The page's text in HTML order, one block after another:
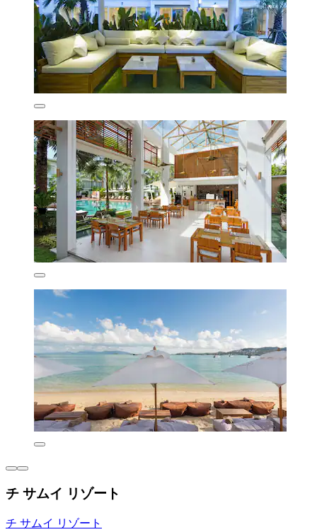
チ サムイ リゾート
チ サムイ リゾート